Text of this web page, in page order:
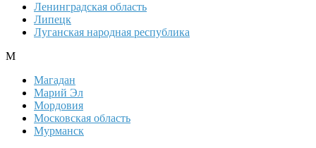
Ленинградская область
Липецк
Луганская народная республика
М
Магадан
Марий Эл
Мордовия
Московская область
Мурманск